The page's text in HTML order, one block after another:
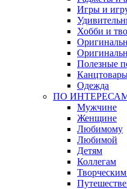
Игры и
Хобби и
Полезные
Одежда
ПО
Мужчине
Женщине
Любимому
Любимой
Детям
Коллегам